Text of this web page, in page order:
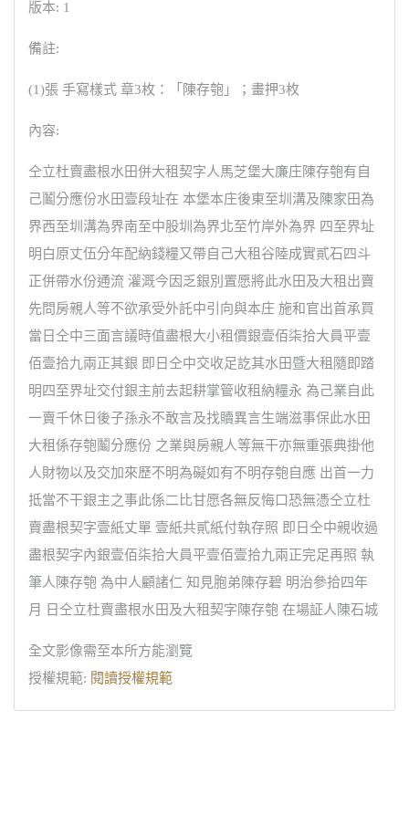
版本: 1
備註:
(1)張 手寫樣式 章3枚：「陳存匏」；畫押3枚
內容:
仝立杜賣盡根水田併大租契字人馬芝堡大廉庄陳存匏有自
己鬮分應份水田壹段址在 本堡本庄後東至圳溝及陳家田為
界西至圳溝為界南至中股圳為界北至竹岸外為界 四至界址
明白原丈伍分年配納錢糧又帶自己大租谷陸成實貳石四斗
正併帶水份通流 灌溉今因乏銀別置愿將此水田及大租出賣
先問房親人等不欲承受外託中引向與本庄 施和官出首承買
當日仝中三面言議時值盡根大小租價銀壹佰柒拾大員平壹
佰壹拾九兩正其銀 即日仝中交收足訖其水田暨大租隨即踏
明四至界址交付銀主前去起耕掌管收租納糧永 為己業自此
一賣千休日後子孫永不敢言及找贖異言生端滋事保此水田
大租係存匏鬮分應份 之業與房親人等無干亦無重張典掛他
人財物以及交加來歷不明為礙如有不明存匏自應 出首一力
抵當不干銀主之事此係二比甘愿各無反悔口恐無憑仝立杜
賣盡根契字壹紙丈單 壹紙共貳紙付執存照 即日仝中親收過
盡根契字內銀壹佰柒拾大員平壹佰壹拾九兩正完足再照 執
筆人陳存匏 為中人顧諸仁 知見胞弟陳存碧 明治參拾四年
月 日仝立杜賣盡根水田及大租契字陳存匏 在場証人陳石城
全文影像需至本所方能瀏覽
授權規範: 閱讀授權規範